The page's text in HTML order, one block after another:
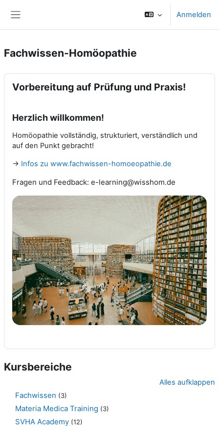
Anmelden
Fachwissen-Homöopathie
Vorbereitung auf Prüfung und Praxis!
Herzlich willkommen!
Homöopathie vollständig, strukturiert, verständlich und
auf den Punkt gebracht!
-> Infos zu www.fachwissen-homoeopathie.de
Fragen und Feedback: e-learning@wisshom.de
Kursbereiche
Alles aufklappen
Fachwissen (3)
Materia Medica Training (3)
SVHA Academy (12)